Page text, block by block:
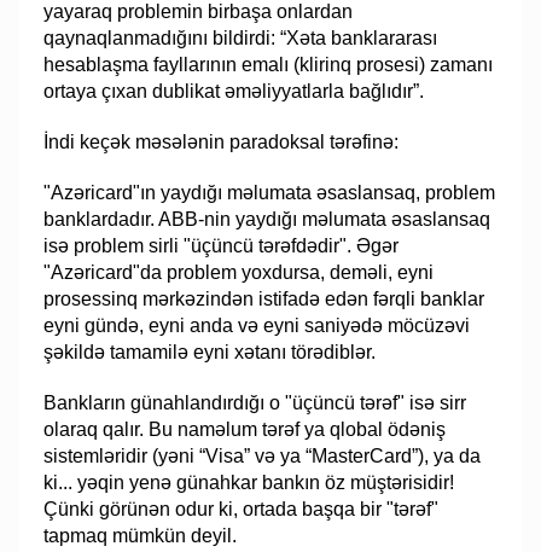
yayaraq problemin birbaşa onlardan
qaynaqlanmadığını bildirdi: “Xəta banklararası
hesablaşma fayllarının emalı (klirinq prosesi) zamanı
ortaya çıxan dublikat əməliyyatlarla bağlıdır”.
İndi keçək məsələnin paradoksal tərəfinə:
"Azəricard"ın yaydığı məlumata əsaslansaq, problem
banklardadır. ABB-nin yaydığı məlumata əsaslansaq
isə problem sirli "üçüncü tərəfdədir". Əgər
"Azəricard"da problem yoxdursa, deməli, eyni
prosessinq mərkəzindən istifadə edən fərqli banklar
eyni gündə, eyni anda və eyni saniyədə möcüzəvi
şəkildə tamamilə eyni xətanı törədiblər.
Bankların günahlandırdığı o "üçüncü tərəf" isə sirr
olaraq qalır. Bu naməlum tərəf ya qlobal ödəniş
sistemləridir (yəni “Visa” və ya “MasterCard”), ya da
ki... yəqin yenə günahkar bankın öz müştərisidir!
Çünki görünən odur ki, ortada başqa bir "tərəf"
tapmaq mümkün deyil.